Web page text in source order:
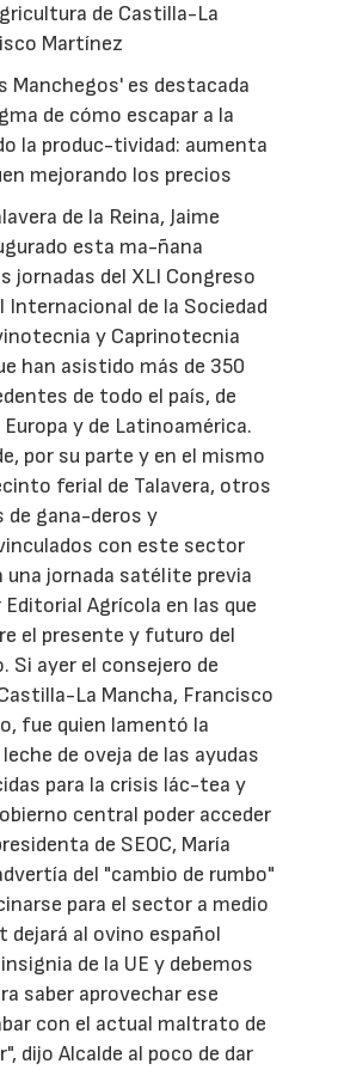
de Castilla-La
Martínez
Manchegos' es destacada
de cómo escapar a la
la produc-tividad: aumenta
mejorando los precios
de la Reina, Jaime
esta ma-ñana
jornadas del XLI Congreso
Internacional de la Sociedad
y Caprinotecnia
han asistido más de 350
de todo el país, de
y de Latinoamérica.
por su parte y en el mismo
ferial de Talavera, otros
gana-deros y
con este sector
una jornada satélite previa
Agrícola en las que
el presente y futuro del
Si ayer el consejero de
La Mancha, Francisco
fue quien lamentó la
de oveja de las ayudas
para la crisis lác-tea y
central poder acceder
de SEOC, María
del "cambio de rumbo"
para el sector a medio
dejará al ovino español
de la UE y debemos
saber aprovechar ese
con el actual maltrato de
dijo Alcalde al poco de dar